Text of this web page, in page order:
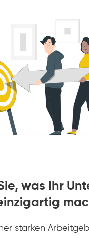
was Ihr
starken